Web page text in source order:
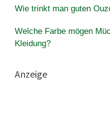
Wie trinkt man guten
Welche Farbe mögen
Kleidung?
Anzeige